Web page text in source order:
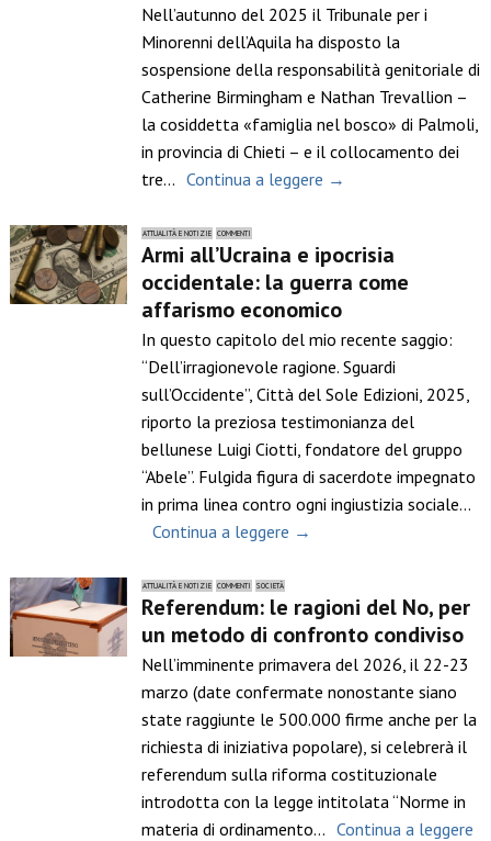
Nell’autunno del 2025 il Tribunale per i
Minorenni dell’Aquila ha disposto la
sospensione della responsabilità genitoriale di
Catherine Birmingham e Nathan Trevallion –
la cosiddetta «famiglia nel bosco» di Palmoli,
in provincia di Chieti – e il collocamento dei
tre… Continua a leggere →
ATTUALITÀ E NOTIZIE COMMENTI
Armi all’Ucraina e ipocrisia
occidentale: la guerra come
affarismo economico
In questo capitolo del mio recente saggio:
“Dell’irragionevole ragione. Sguardi
sull’Occidente”, Città del Sole Edizioni, 2025,
riporto la preziosa testimonianza del
bellunese Luigi Ciotti, fondatore del gruppo
“Abele”. Fulgida figura di sacerdote impegnato
in prima linea contro ogni ingiustizia sociale…
Continua a leggere →
ATTUALITÀ E NOTIZIE COMMENTI SOCIETÀ
Referendum: le ragioni del No, per
un metodo di confronto condiviso
Nell’imminente primavera del 2026, il 22-23
marzo (date confermate nonostante siano
state raggiunte le 500.000 firme anche per la
richiesta di iniziativa popolare), si celebrerà il
referendum sulla riforma costituzionale
introdotta con la legge intitolata “Norme in
materia di ordinamento… Continua a leggere